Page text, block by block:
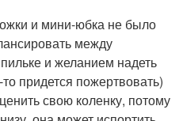
и мини-юбка не было
между
и желанием надеть
придется пожертвовать)
свою коленку, потому